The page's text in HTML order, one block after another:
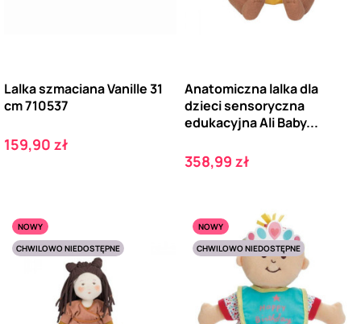
Lalka szmaciana Vanille 31
cm 710537
Cena
159,90 zł
Anatomiczna lalka dla
dzieci sensoryczna
edukacyjna Ali Baby...
Cena
358,99 zł
NOWY
CHWILOWO NIEDOSTĘPNE
NOWY
CHWILOWO NIEDOSTĘPNE